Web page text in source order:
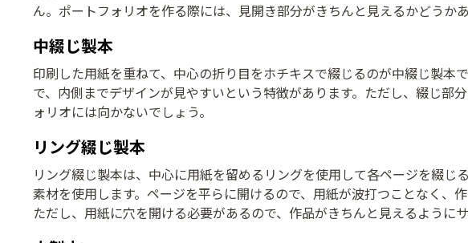
ん。ポートフォリオを作る際には、見開き部分がきちんと見えるかどうか
中綴じ製本
印刷した用紙を重ねて、中心の折り目をホチキスで綴じるのが中綴じ製本
で、内側までデザインが見やすいという特徴があります。ただし、綴じ部
ォリオには向かないでしょう。
リング綴じ製本
リング綴じ製本は、中心に用紙を留めるリングを使用して各ページを綴じ
素材を使用します。ページを平らに開けるので、用紙が波打つことなく、
ただし、用紙に穴を開ける必要があるので、作品がきちんと見えるように